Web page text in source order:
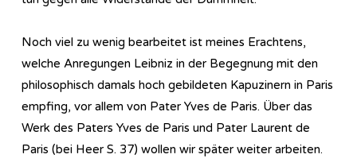
Noch viel zu wenig bearbeitet ist meines Erachtens,
welche Anregungen Leibniz in der Begegnung mit den
philosophisch damals hoch gebildeten Kapuzinern in Paris
empfing, vor allem von Pater Yves de Paris. Über das
Werk des Paters Yves de Paris und Pater Laurent de
Paris (bei Heer S. 37) wollen wir später weiter arbeiten.